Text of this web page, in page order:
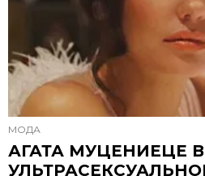
МОДА
АГАТА МУЦЕНИЕЦЕ В